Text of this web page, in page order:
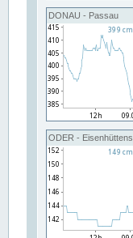
DONAU - Passau
ODER -